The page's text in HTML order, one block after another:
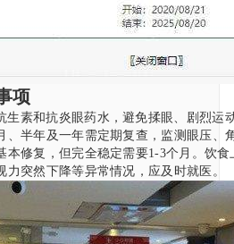
项
生素和抗炎眼药水，避免揉眼、剧烈运
、半年及一年需定期复查，监测眼压、
本修复，但完全稳定需要1-3个月。饮
突然下降等异常情况，应及时就医。